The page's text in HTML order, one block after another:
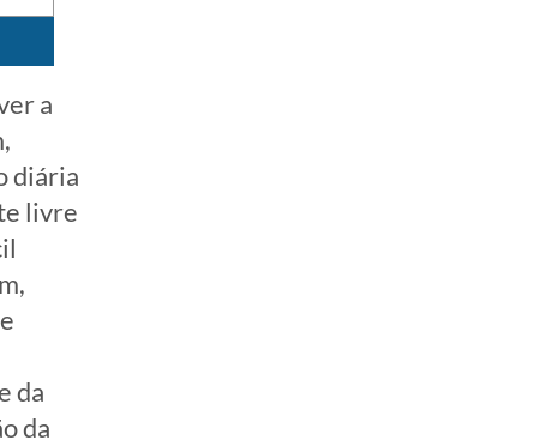
a
diária
livre
da
da